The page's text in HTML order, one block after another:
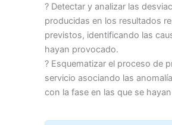
? Detectar y analizar las
producidas en los resultados
previstos, identificando las
hayan provocado.
? Esquematizar el proceso de
servicio asociando las
con la fase en las que se